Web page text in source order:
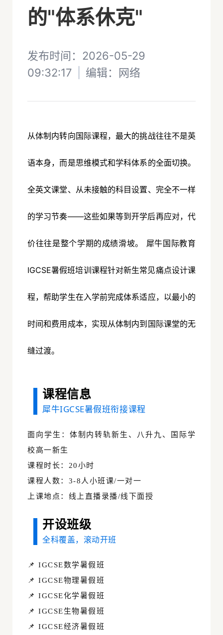
的"体系休克"
发布时间：2026-05-29
09:32:17
编辑： 网络
从体制内转向国际课程，最大的挑战往往不是英
语本身，而是思维模式和学科体系的全面切换。
全英文课堂、从未接触的科目设置、完全不一样
的学习节奏——这些如果等到开学后再应对，代
价往往是整个学期的成绩滑坡。 犀牛国际教育
IGCSE暑假班培训课程针对新生常见痛点设计课
程，帮助学生在入学前完成体系适应，以最小的
时间和费用成本，实现从体制内到国际课堂的无
缝过渡。
课程信息
犀牛IGCSE暑假班衔接课程
面向学生：体制内转轨新生、八升九、国际学
校高一新生
课程时长：20小时
课程人数：3-8人小班课/一对一
上课地点：线上直播录播/线下面授
开设班级
全科覆盖，滚动开班
📌 IGCSE数学暑假班
📌 IGCSE物理暑假班
📌 IGCSE化学暑假班
📌 IGCSE生物暑假班
📌 IGCSE经济暑假班